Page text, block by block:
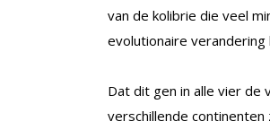
van de kolibrie die veel
evolutionaire
Dat dit gen in alle vier de
verschillende